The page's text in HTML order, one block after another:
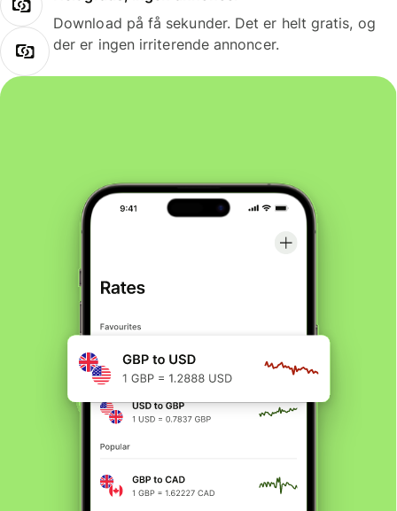
Download på få sekunder. Det er helt gratis, og
der er ingen irriterende annoncer.